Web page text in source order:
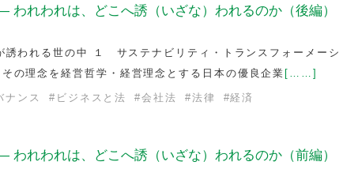
われわれは、どこへ誘（いざな）われるのか（後編）
われる世の中 １ サステナビリティ・トランスフォーメーシ
の理念を経営哲学・経営理念とする日本の優良企業 [……]
ナンス # ビジネスと法 #会社法 #法律 #経済
われわれは、どこへ誘（いざな）われるのか（前編）